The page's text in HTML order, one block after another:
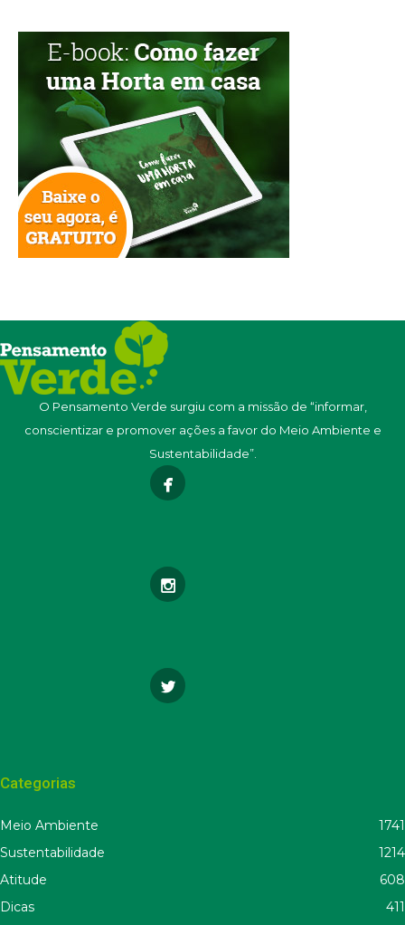
O Pensamento Verde surgiu com a missão de “informar,
conscientizar e promover ações a favor do Meio Ambiente e
Sustentabilidade”.
Categorias
Meio Ambiente
1741
Sustentabilidade
1214
Atitude
608
Dicas
411